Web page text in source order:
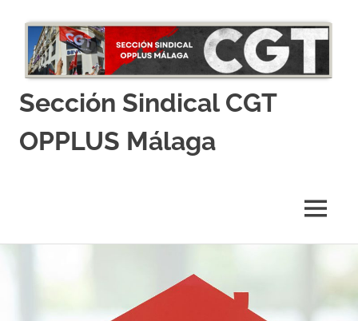
Sección Sindical CGT
OPPLUS Málaga
MENÚ